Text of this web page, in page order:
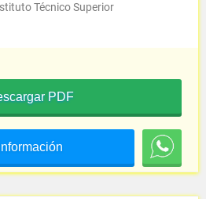
Técnico Superior
PDF